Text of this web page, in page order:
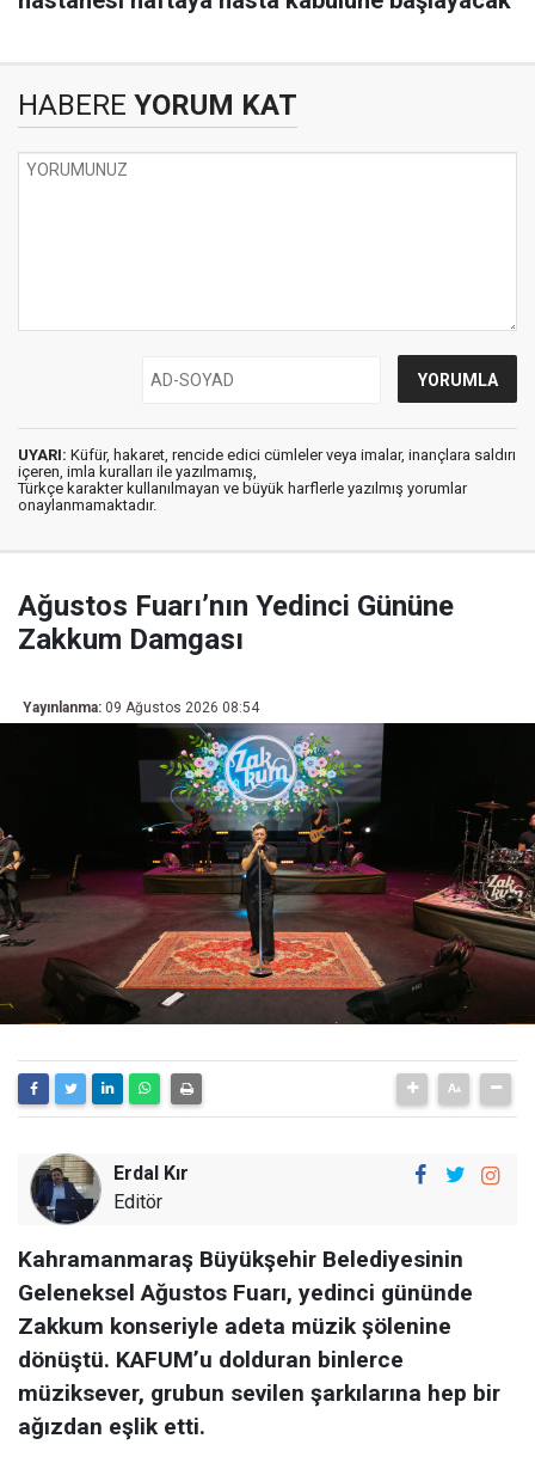
HABERE YORUM KAT
UYARI: Küfür, hakaret, rencide edici cümleler veya imalar, inançlara saldırı
içeren, imla kuralları ile yazılmamış,
Türkçe karakter kullanılmayan ve büyük harflerle yazılmış yorumlar
onaylanmamaktadır.
Ağustos Fuarı’nın Yedinci Gününe
Zakkum Damgası
Yayınlanma: 09 Ağustos 2026 08:54
Erdal Kır
Editör
Kahramanmaraş Büyükşehir Belediyesinin
Geleneksel Ağustos Fuarı, yedinci gününde
Zakkum konseriyle adeta müzik şölenine
dönüştü. KAFUM’u dolduran binlerce
müziksever, grubun sevilen şarkılarına hep bir
ağızdan eşlik etti.